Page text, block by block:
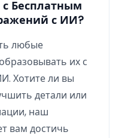
с Бесплатным
с ИИ?
любые
их с
Хотите ли вы
детали или
наш
вам достичь